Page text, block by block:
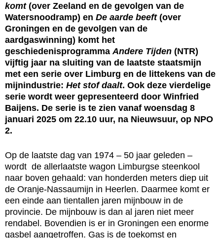
komt(over Zeeland en de gevolgen van de
Watersnoodramp) en De aarde beeft(over
Groningen en de gevolgen van de
aardgaswinning) komt het
geschiedenisprogramma Andere Tijden (NTR)
vijftig jaar na sluiting van de laatste staatsmijn
met een serie over Limburg en de littekens van de
mijnindustrie: Het stof daalt. Ook deze vierdelige
serie wordt weer gepresenteerd door Winfried
Baijens. De serie is te zien vanaf woensdag 8
januari 2025 om 22.10 uur, na Nieuwsuur, op NPO
2.
Op de laatste dag van 1974 – 50 jaar geleden –
wordt de allerlaatste wagon Limburgse steenkool
naar boven gehaald: van honderden meters diep uit
de Oranje-Nassaumijn in Heerlen. Daarmee komt er
een einde aan tientallen jaren mijnbouw in de
provincie. De mijnbouw is dan al jaren niet meer
rendabel. Bovendien is er in Groningen een enorme
gasbel aangetroffen. Gas is de toekomst en